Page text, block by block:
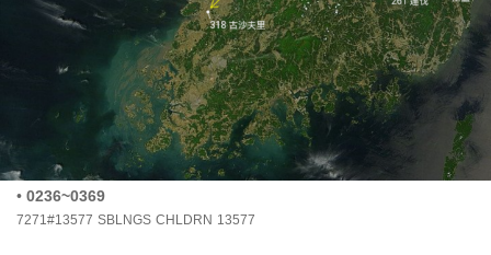
• 0236~0369
7271#13577 SBLNGS CHLDRN 13577